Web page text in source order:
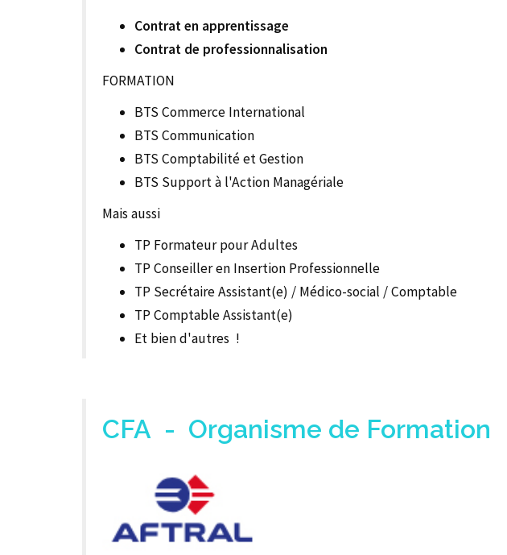
Contrat en apprentissage
Contrat de professionnalisation
FORMATION
BTS Commerce International
BTS Communication
BTS Comptabilité et Gestion
BTS Support à l'Action Managériale
Mais aussi
TP Formateur pour Adultes
TP Conseiller en Insertion Professionnelle
TP Secrétaire Assistant(e) / Médico-social / Comptable
TP Comptable Assistant(e)
Et bien d'autres !
CFA - Organisme de Formation